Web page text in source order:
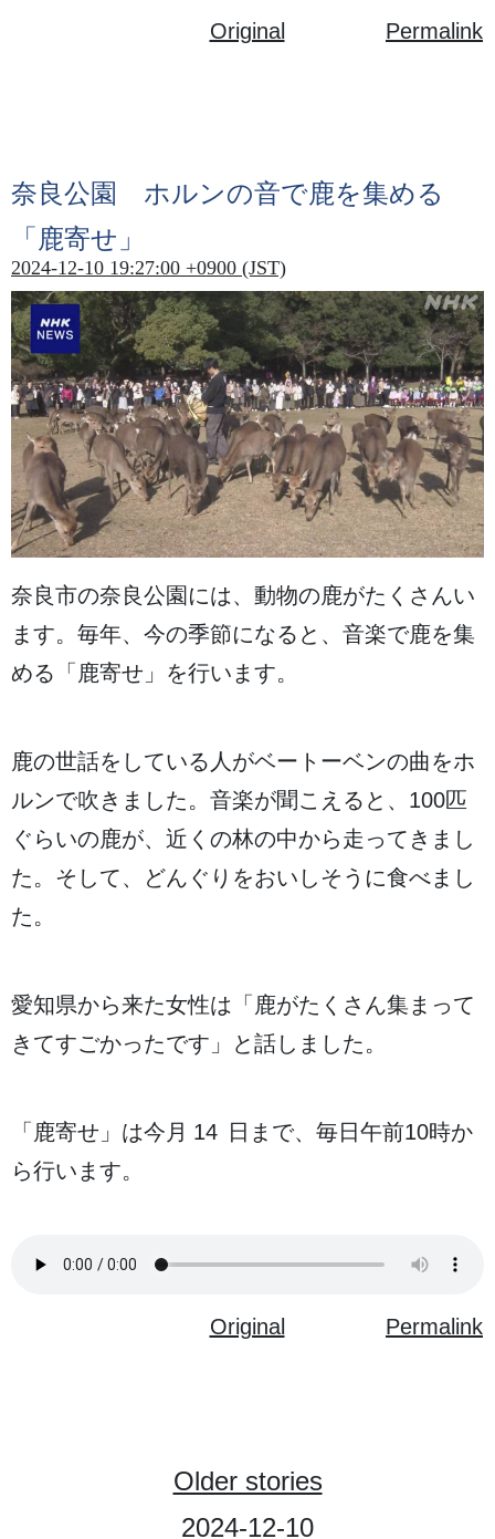
Original Permalink
奈良公園 ホルンの音で鹿を集める
「 鹿寄せ」
2024-12-10 19:27:00 +0900 (JST)
奈良市の奈良公園 には、 動物の鹿がたくさんい
ます。 毎年、 今の季節になると、 音楽で鹿を集
める「 鹿寄せ」を行います。
鹿の世話をしている 人 がベートーベンの曲をホ
ルンで吹 きました。 音楽が聞こえると、100匹
ぐらいの鹿が、 近 くの林の中から走 ってきまし
た。そして、どんぐりをおいしそうに食べまし
た。
愛知県から来た女性は「 鹿がたくさん集 まって
きてすごかったです」と話しました。
「 鹿寄せ」は今月 14日 まで、 毎日 午前10時か
ら行います。
Original Permalink
Older stories
2024-12-10